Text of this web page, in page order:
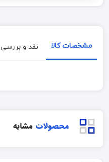
مشخصات کالا نقد و بررسی
محصولات مشابه